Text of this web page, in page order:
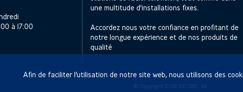
Afin de faciliter l’utilisation de notre site web, nous utilisons des
à 17:00
une multitude d'installations fixes.
Accordez nous votre confiance en profitant de
notre longue expérience et de nos produits de
qualité
© Copyright 2026 DECIBEL SA